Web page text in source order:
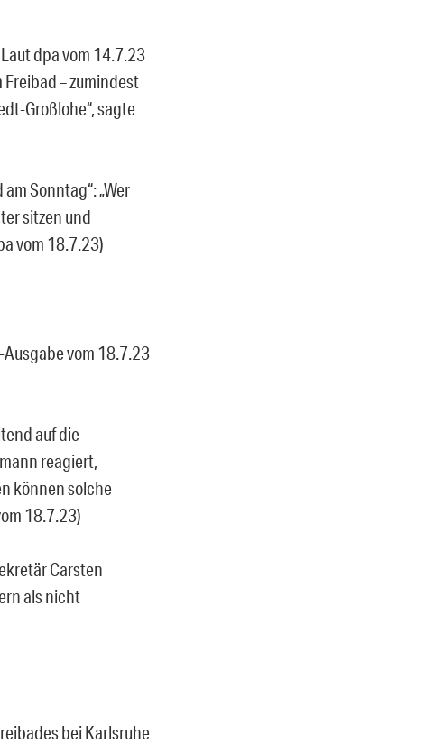
dpa vom 14.7.23
– zumindest
Großlohe“, sagte
Sonntag“: „Wer
sitzen und
vom 18.7.23)
vom 18.7.23
auf die
reagiert,
können solche
18.7.23)
Carsten
als nicht
bei Karlsruhe